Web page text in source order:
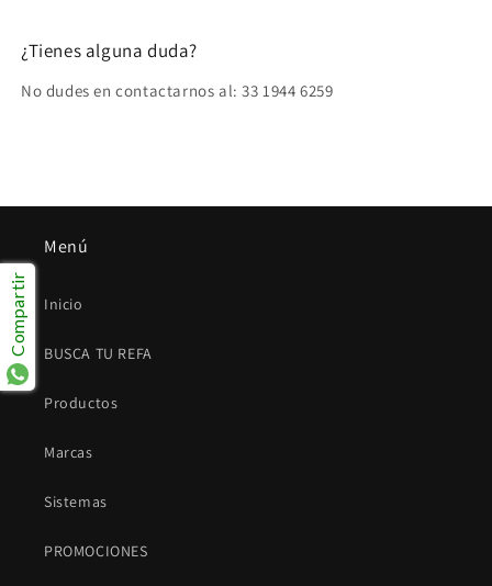
¿Tienes alguna duda?
No dudes en contactarnos al: 33 1944 6259
Menú
Inicio
BUSCA TU REFA
Productos
Marcas
Sistemas
PROMOCIONES
Compartir